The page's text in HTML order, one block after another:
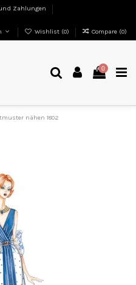
Zahlungen
Wishlist (0) Compare (0)
0
nähen 1802